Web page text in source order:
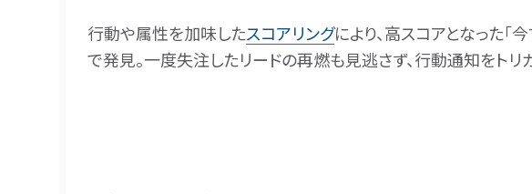
行動や属性を加味したスコアリングにより、高スコアとなった｢
で発見。一度失注したリードの再燃も見逃さず、行動通知をト